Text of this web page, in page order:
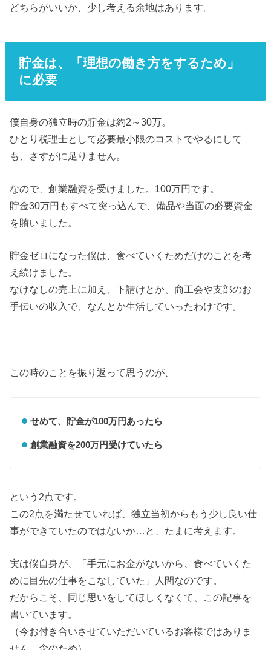
どちらがいいか、少し考える余地はあります。
貯金は、「理想の働き方をするため」
に必要
僕自身の独立時の貯金は約2～30万。
ひとり税理士として必要最小限のコストでやるにして
も、さすがに足りません。
なので、創業融資を受けました。100万円です。
貯金30万円もすべて突っ込んで、備品や当面の必要資金
を賄いました。
貯金ゼロになった僕は、食べていくためだけのことを考
え続けました。
なけなしの売上に加え、下請けとか、商工会や支部のお
手伝いの収入で、なんとか生活していったわけです。
この時のことを振り返って思うのが、
せめて、貯金が100万円あったら
創業融資を200万円受けていたら
という2点です。
この2点を満たせていれば、独立当初からもう少し良い仕
事ができていたのではないか…と、たまに考えます。
実は僕自身が、「手元にお金がないから、食べていくた
めに目先の仕事をこなしていた」人間なのです。
だからこそ、同じ思いをしてほしくなくて、この記事を
書いています。
（今お付き合いさせていただいているお客様ではありま